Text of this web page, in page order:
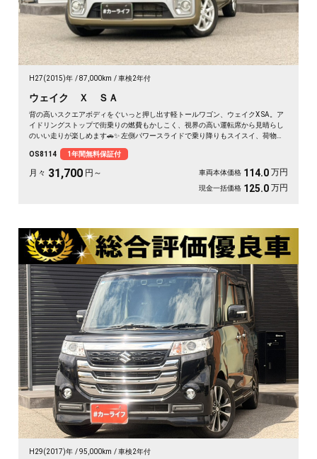
H27(2015)年 87,000km 車検2年付
ウェイク Ｘ ＳＡ
背の高いスクエアボディをぐいっと押し出す軽トールワゴン、ウェイクX SA。ア
イドリングストップで街乗りの燃費もかしこく、視界の高い運転席から見晴らし
のいい走りが楽しめます🚗✨ 左側パワースライドで乗り降りもスイスイ、荷物の
にも通勤の足にもぴったりの一台です。天井の高い車内で、休日のギア積みも余
裕ですよ💫👍《1年保証付》
OS8114 1年間無料保証付
月々 31,700 円～ 車両本体価格 114.0 万円
現金一括価格 125.0 万円
H29(2017)年 95,000km 車検2年付